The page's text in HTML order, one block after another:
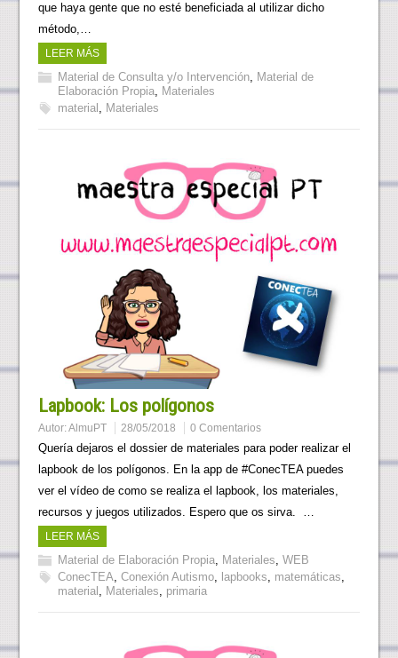
que haya gente que no esté beneficiada al utilizar dicho
método,…
LEER MÁS
Material de Consulta y/o Intervención, Material de
Elaboración Propia, Materiales
material , Materiales
Lapbook: Los polígonos
Autor:AlmuPT 28/05/2018 0 Comentarios
Quería dejaros el dossier de materiales para poder realizar el
lapbook de los polígonos. En la app de #ConecTEA puedes
ver el vídeo de como se realiza el lapbook, los materiales,
recursos y juegos utilizados. Espero que os sirva. …
LEER MÁS
Material de Elaboración Propia, Materiales, WEB
ConecTEA, Conexión Autismo, lapbooks, matemáticas,
material , Materiales, primaria